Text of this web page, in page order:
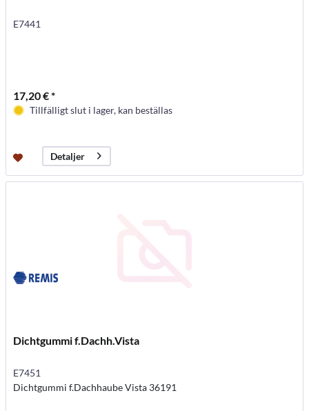
E7441
17,20 € *
Tillfälligt slut i lager, kan beställas
Detaljer
Dichtgummi f.Dachh.Vista
E7451
Dichtgummi f.Dachhaube Vista 36191